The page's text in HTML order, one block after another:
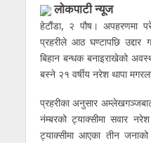
लाेकपाटी न्यूज
हेटौंडा, २ पौष। अपहरणमा
प्रहरीले आठ घण्टापछि उद्दार
बिहान बन्धक बनाइराखेको
बस्ने २१ वर्षीय नरेश थापा
प्रहरीका अनुसार
नंम्बरको ट्याक्सीमा सवार
ट्याक्सीमा आएका तीन